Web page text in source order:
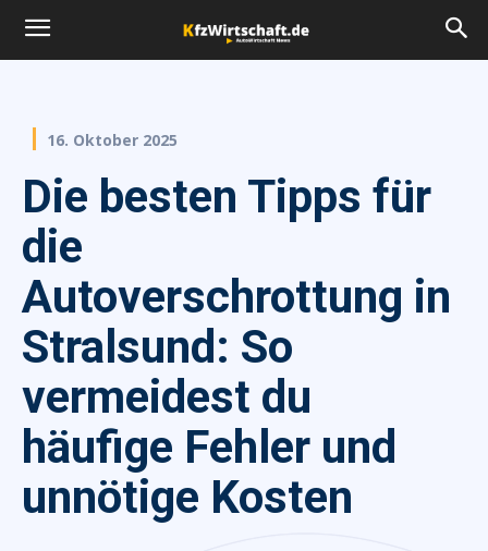
16. Oktober 2025
Die besten Tipps für
die
Autoverschrottung in
Stralsund: So
vermeidest du
häufige Fehler und
unnötige Kosten